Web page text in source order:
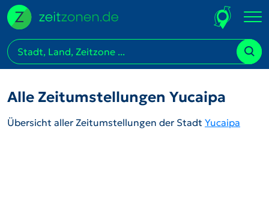
Alle Zeitumstellungen Yucaipa
Übersicht aller Zeitumstellungen der Stadt Yucaipa